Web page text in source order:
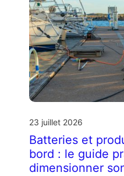
23 juillet 2026
Batteries et
bord : le guide
dimensionner